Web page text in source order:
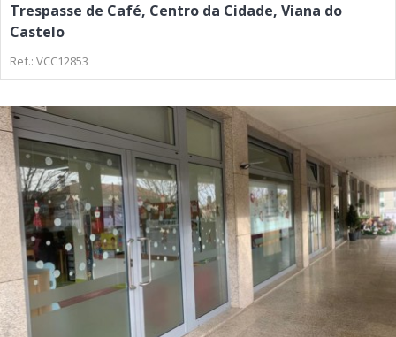
Trespasse de Café, Centro da Cidade, Viana do
Castelo
Ref.: VCC12853